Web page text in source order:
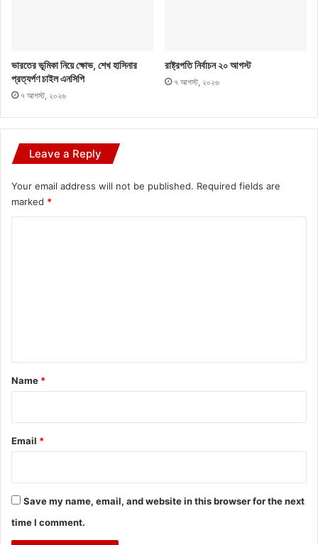
ভারতের ভূমিকা নিয়ে ক্ষোভ, শেখ হাসিনার
প্রত্যর্পণ চাইল এনসিপি
৭ আগস্ট, ২০২৬
রাষ্ট্রপতি নির্বাচন ২০ আগস্ট
৭ আগস্ট, ২০২৬
Leave a Reply
Your email address will not be published. Required fields are
marked *
*
Name *
Email *
Save my name, email, and website in this browser for the next
time I comment.